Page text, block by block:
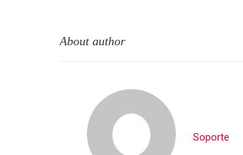
About author
Soporte